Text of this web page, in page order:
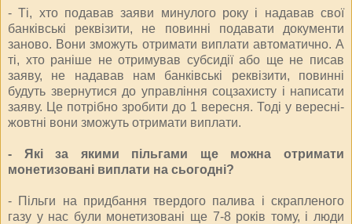
- Ті, хто подавав заяви минулого року і надавав свої
банківські реквізити, не повинні подавати документи
заново. Вони зможуть отримати виплати автоматично. А
ті, хто раніше не отримував субсидії або ще не писав
заяву, не надавав нам банківські реквізити, повинні
будуть звернутися до управління соцзахисту і написати
заяву. Це потрібно зробити до 1 вересня. Тоді у вересні-
жовтні вони зможуть отримати виплати.
- Які за якими пільгами ще можна отримати
монетизовані виплати на сьогодні?
- Пільги на придбання твердого палива і скрапленого
газу у нас були монетизовані ще 7-8 років тому, і люди